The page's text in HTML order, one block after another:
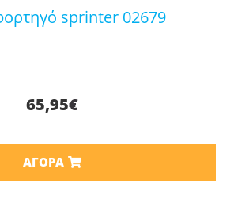
sprinter 02679
65,95€
ΑΓΟΡΆ